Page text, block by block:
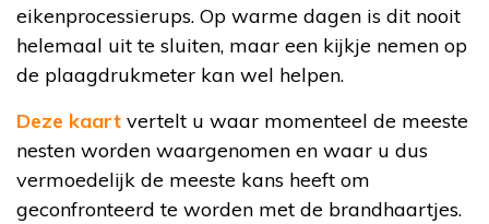
eikenprocessierups. Op warme dagen is dit nooit
helemaal uit te sluiten, maar een kijkje nemen op
de plaagdrukmeter kan wel helpen.
Deze kaart vertelt u waar momenteel de meeste
nesten worden waargenomen en waar u dus
vermoedelijk de meeste kans heeft om
geconfronteerd te worden met de brandhaartjes.